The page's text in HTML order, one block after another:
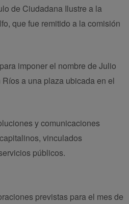
de Ciudadana Ilustre a la
que fue remitido a la comisión
imponer el nombre de Julio
a una plaza ubicada en el
y comunicaciones
vinculados
públicos.
previstas para el mes de